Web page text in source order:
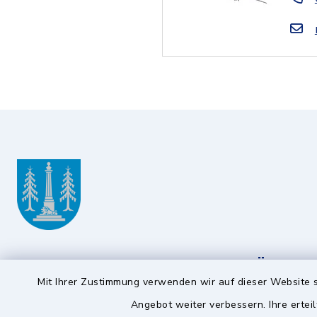
Mit Ihrer Zustimmung verwenden wir auf dieser
Angebot weiter verbessern. Ihre
Gemeinde Ottobrunn
Montag